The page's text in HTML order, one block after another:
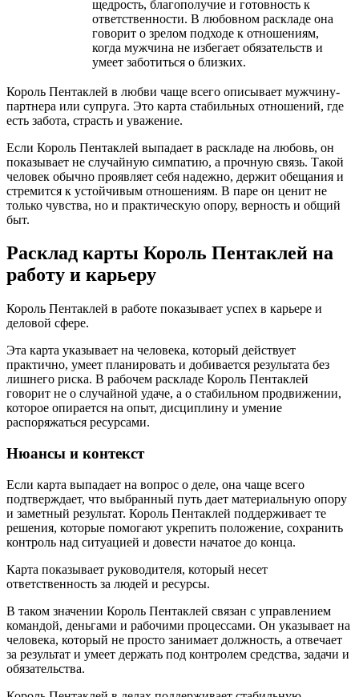
щедрость, благополучие и готовность к
ответственности. В любовном раскладе она
говорит о зрелом подходе к отношениям,
когда мужчина не избегает обязательств и
умеет заботиться о близких.
Король Пентаклей в любви чаще всего описывает мужчину-
партнера или супруга. Это карта стабильных отношений, где
есть забота, страсть и уважение.
Если Король Пентаклей выпадает в раскладе на любовь, он
показывает не случайную симпатию, а прочную связь. Такой
человек обычно проявляет себя надежно, держит обещания и
стремится к устойчивым отношениям. В паре он ценит не
только чувства, но и практическую опору, верность и общий
быт.
Расклад карты Король Пентаклей на
работу и карьеру
Король Пентаклей в работе показывает успех в карьере и
деловой сфере.
Эта карта указывает на человека, который действует
практично, умеет планировать и добивается результата без
лишнего риска. В рабочем раскладе Король Пентаклей
говорит не о случайной удаче, а о стабильном продвижении,
которое опирается на опыт, дисциплину и умение
распоряжаться ресурсами.
Нюансы и контекст
Если карта выпадает на вопрос о деле, она чаще всего
подтверждает, что выбранный путь дает материальную опору
и заметный результат. Король Пентаклей поддерживает те
решения, которые помогают укрепить положение, сохранить
контроль над ситуацией и довести начатое до конца.
Карта показывает руководителя, который несет
ответственность за людей и ресурсы.
В таком значении Король Пентаклей связан с управлением
командой, деньгами и рабочими процессами. Он указывает на
человека, который не просто занимает должность, а отвечает
за результат и умеет держать под контролем средства, задачи и
обязательства.